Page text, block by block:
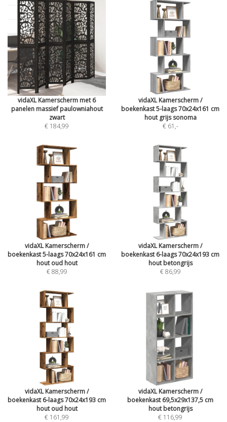
vidaXL Kamerscherm met 6
panelen massief paulowniahout
zwart
€ 184,99
vidaXL Kamerscherm /
boekenkast 5-laags 70x24x161 cm
hout grijs sonoma
€ 61 ,-
vidaXL Kamerscherm /
boekenkast 5-laags 70x24x161 cm
hout oud hout
€ 88,99
vidaXL Kamerscherm /
boekenkast 6-laags 70x24x193 cm
hout betongrijs
€ 86,99
vidaXL Kamerscherm /
boekenkast 6-laags 70x24x193 cm
hout oud hout
€ 161,99
vidaXL Kamerscherm /
boekenkast 69,5x29x137,5 cm
hout betongrijs
€ 116,99